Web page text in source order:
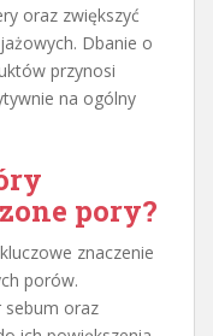
oraz zwiększyć
Dbanie o
przynosi
na ogólny
pory?
znaczenie
porów.
sebum oraz